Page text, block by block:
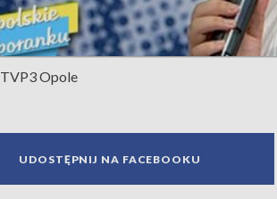
TVP3 Opole
UDOSTĘPNIJ NA FACEBOOKU